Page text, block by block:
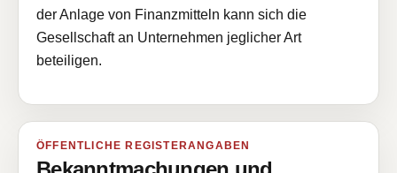
der Anlage von Finanzmitteln kann sich die
Gesellschaft an Unternehmen jeglicher Art
beteiligen.
ÖFFENTLICHE REGISTERANGABEN